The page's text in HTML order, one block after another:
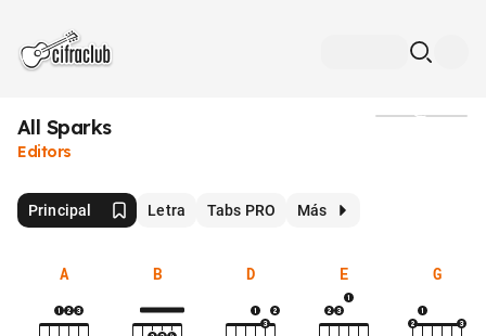
All Sparks
Editors
Principal Letra Tabs PRO Más
A B D E G